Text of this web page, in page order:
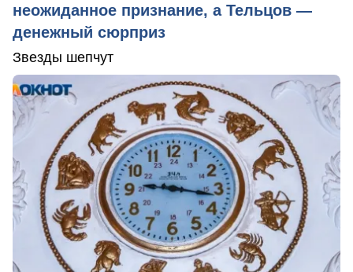
неожиданное признание, а Тельцов —
денежный сюрприз
Звезды шепчут